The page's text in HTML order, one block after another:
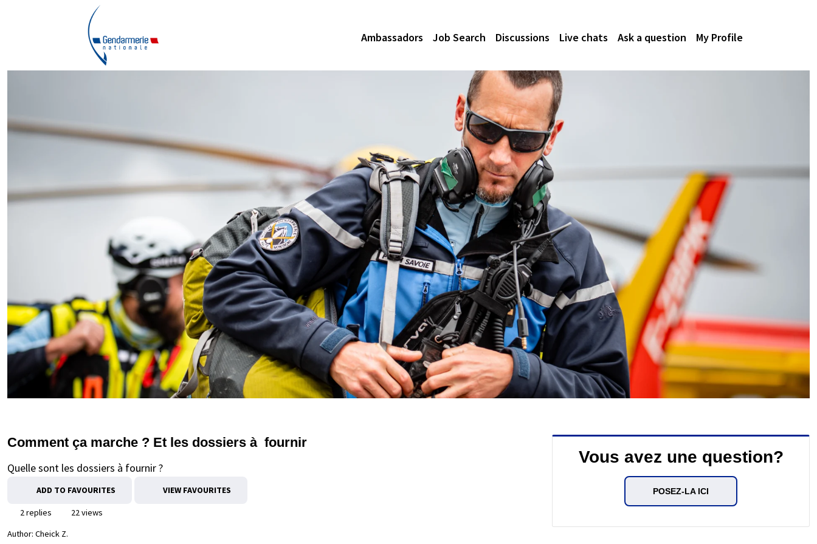
Ambassadors Job Search Discussions Live chats Ask a question My Profile
Comment ça marche ? Et les dossiers à fournir
Quelle sont les dossiers à fournir ?
ADD TO FAVOURITES VIEW FAVOURITES
2 replies
22 views
Author: Cheick Z.
Vous avez une question?
POSEZ-LA ICI